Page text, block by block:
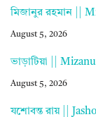
মিজানুর রহমান ||
August 5, 2026
ভাড়াটিয়া ||
August 5, 2026
যশোবন্ত রায় ||